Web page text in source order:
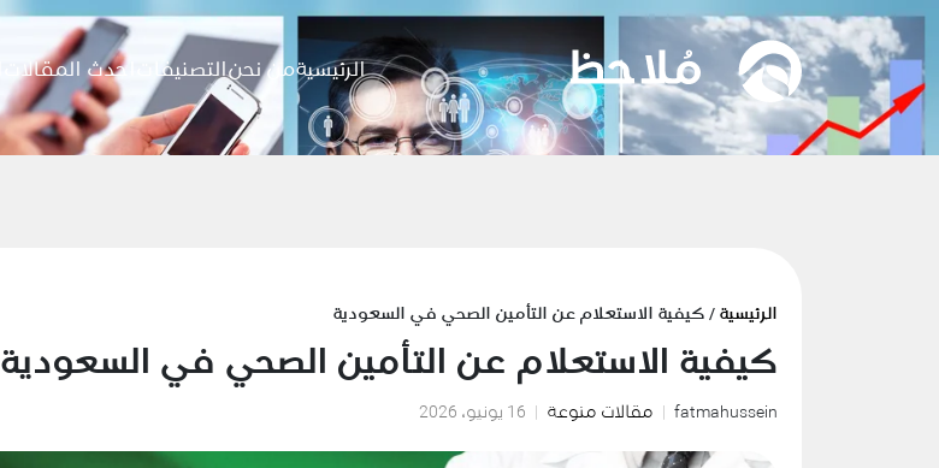
الرئيسيةمن نحنالتصنيفات احدث المقالات
الرئيسية / كيفية الاستعلام عن التأمين الصحي في السعودية
كيفية الاستعلام عن التأمين الصحي في السعودية
fatmahussein مقالات منوعة 16 يونيو، 2026